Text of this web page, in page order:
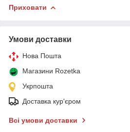
Приховати
Умови доставки
Нова Пошта
Магазини Rozetka
Укрпошта
Доставка кур'єром
Всі умови доставки